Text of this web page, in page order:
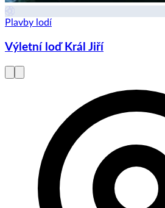
Plavby lodí
Výletní loď Král Jiří